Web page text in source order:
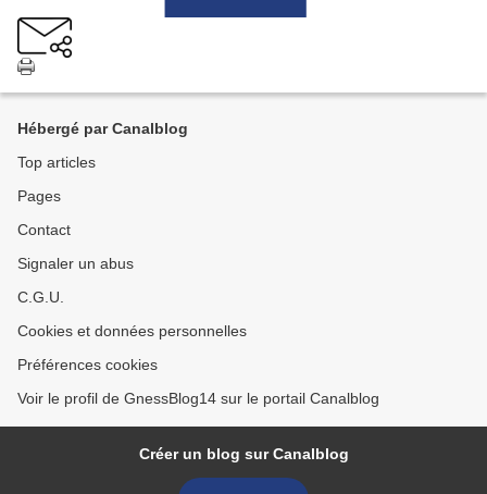
Hébergé par Canalblog
Top articles
Pages
Contact
Signaler un abus
C.G.U.
Cookies et données personnelles
Préférences cookies
Voir le profil de GnessBlog14 sur le portail Canalblog
Créer un blog sur Canalblog